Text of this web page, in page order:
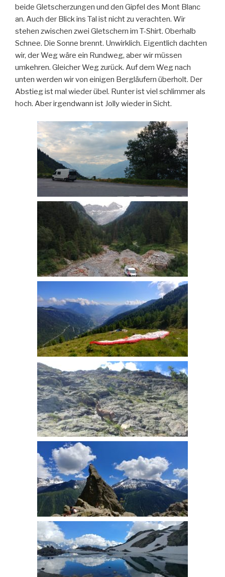
beide Gletscherzungen und den Gipfel des Mont Blanc
an. Auch der Blick ins Tal ist nicht zu verachten. Wir
stehen zwischen zwei Gletschern im T-Shirt. Oberhalb
Schnee. Die Sonne brennt. Unwirklich. Eigentlich dachten
wir, der Weg wäre ein Rundweg, aber wir müssen
umkehren. Gleicher Weg zurück. Auf dem Weg nach
unten werden wir von einigen Bergläufern überholt. Der
Abstieg ist mal wieder übel. Runter ist viel schlimmer als
hoch. Aber irgendwann ist Jolly wieder in Sicht.